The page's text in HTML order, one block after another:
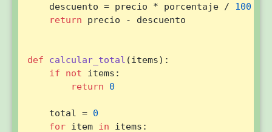
    descuento = precio * porcentaje /
100
return precio - descuento
def calcular_total (items):
if
not items:
return
0
    total =
0
for item in items: